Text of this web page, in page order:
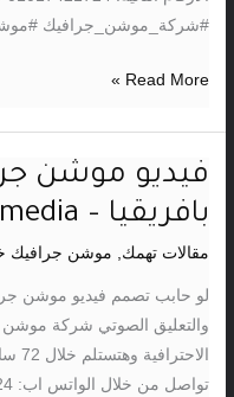
#شركة_موشن_جرافيك
media
Read More »
فيديو موشن
بافريقيا – abc media
مقالات تهمك, موشن جرافيك
لو حابب تصمم فيديو موشن
والتعليق الصوتي شركة
فيديو
موشن
جرافيك
لجمعية
خيرية
بافريقيا
–
abc